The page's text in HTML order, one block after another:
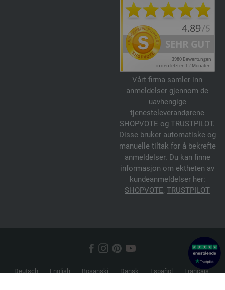
Vårt firma samler inn
anmeldelser gjennom de
uavhengige
tjenesteleverandørene
SHOPVOTE og TRUSTPILOT.
Disse bruker automatiske og
manuelle tiltak for å bekrefte
anmeldelser. Du kan finne
informasjon om ektheten av
kundeanmeldelser her:
SHOPVOTE, TRUSTPILOT
Deutsch English Bosanski Dansk Español
Français